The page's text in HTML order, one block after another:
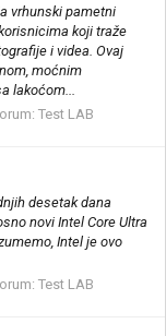
vrhunski pametni
koji traže
i videa. Ovaj
moćnim
lakoćom...
Test LAB
desetak dana
novi Intel Core Ultra
Intel je ovo
Test LAB